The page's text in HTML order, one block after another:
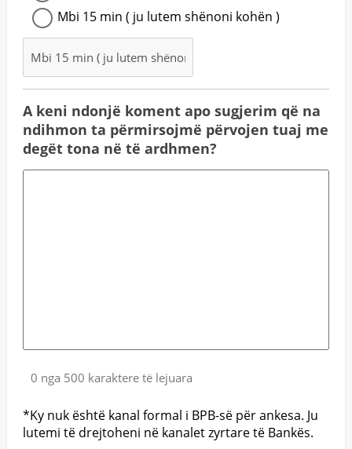
Mbi 15 min ( ju lutem shënoni kohën )
A keni ndonjë koment apo sugjerim që na
ndihmon ta përmirsojmë përvojen tuaj me
degët tona në të ardhmen?
0 nga 500 karaktere të lejuara
*Ky nuk është kanal formal i BPB-së për ankesa. Ju
lutemi të drejtoheni në kanalet zyrtare të Bankës.